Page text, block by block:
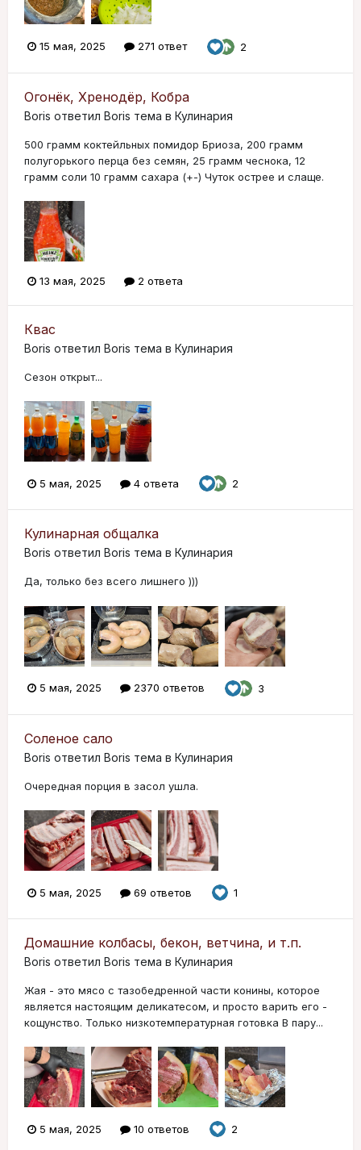
15 мая, 2025 271 ответ 2
Огонёк, Хренодёр, Кобра
Boris ответил Boris тема в Кулинария
500 грамм коктейльных помидор Бриоза, 200 грамм
полугорького перца без семян, 25 грамм чеснока, 12
грамм соли 10 грамм сахара (+-) Чуток острее и слаще.
13 мая, 2025 2 ответа
Квас
Boris ответил Boris тема в Кулинария
Сезон открыт...
5 мая, 2025 4 ответа 2
Кулинарная общалка
Boris ответил Boris тема в Кулинария
Да, только без всего лишнего )))
5 мая, 2025 2370 ответов 3
Соленое сало
Boris ответил Boris тема в Кулинария
Очередная порция в засол ушла.
5 мая, 2025 69 ответов 1
Домашние колбасы, бекон, ветчина, и т.п.
Boris ответил Boris тема в Кулинария
Жая - это мясо с тазобедренной части конины, которое
является настоящим деликатесом, и просто варить его -
кощунство. Только низкотемпературная готовка В пару...
5 мая, 2025 10 ответов 2